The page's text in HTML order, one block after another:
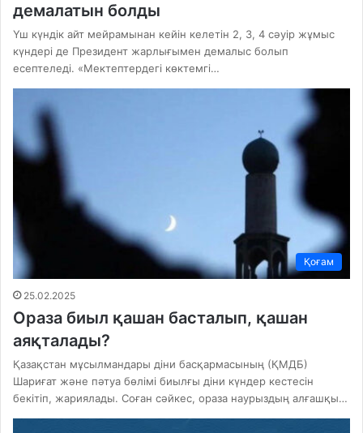
демалатын болды
Үш күндік айт мейрамынан кейін келетін 2, 3, 4 сәуір жұмыс
күндері де Президент жарлығымен демалыс болып
есептеледі. «Мектептердегі көктемгі…
Қоғам
25.02.2025
Ораза биыл қашан басталып, қашан
аяқталады?
Қазақстан мұсылмандары діни басқармасының (ҚМДБ)
Шариғат және пәтуа бөлімі биылғы діни күндер кестесін
бекітіп, жариялады. Соған сәйкес, ораза наурыздың алғашқы…